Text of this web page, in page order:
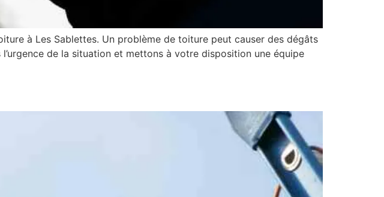
à Les Sablettes. Un problème de toiture peut causer des dégâts
de la situation et mettons à votre disposition une équipe